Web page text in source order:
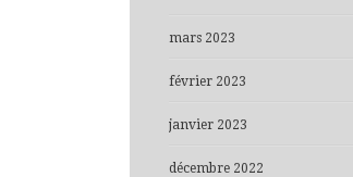
mars 2023
février 2023
janvier 2023
décembre 2022